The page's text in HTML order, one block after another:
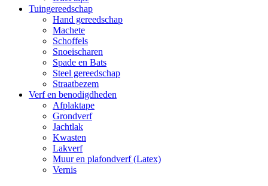
Tuingereedschap
Hand gereedschap
Machete
Schoffels
Snoeischaren
Spade en Bats
Steel gereedschap
Straatbezem
Verf en benodigdheden
Afplaktape
Grondverf
Jachtlak
Kwasten
Lakverf
Muur en plafondverf (Latex)
Vernis